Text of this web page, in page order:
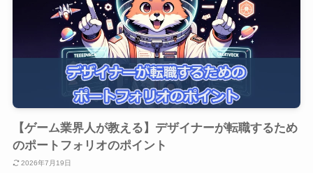
【ゲーム業界人が教える】デザイナーが転職するため
のポートフォリオのポイント
2026年7月19日